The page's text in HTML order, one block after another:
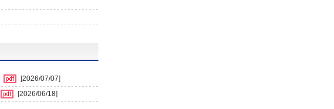
[2026/07/07]
[2026/06/18]